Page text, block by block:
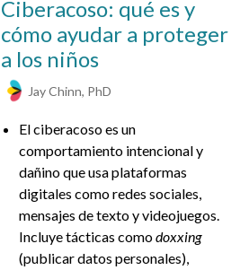
Ciberacoso: qué es y
cómo ayudar a proteger
a los niños
Jay Chinn, PhD
El ciberacoso es un
comportamiento intencional y
dañino que usa plataformas
digitales como redes sociales,
mensajes de texto y videojuegos.
Incluye tácticas comodoxxing
(publicar datos personales),